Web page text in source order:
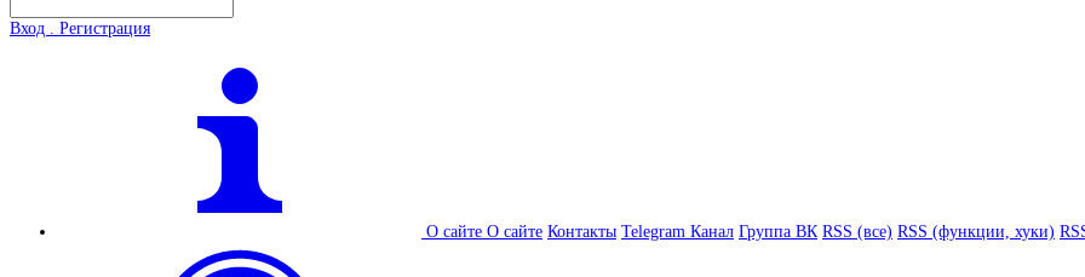
Вход . Регистрация
О сайте О сайте Контакты Telegram Канал Группа ВК RSS (все) RSS (функции, хуки)